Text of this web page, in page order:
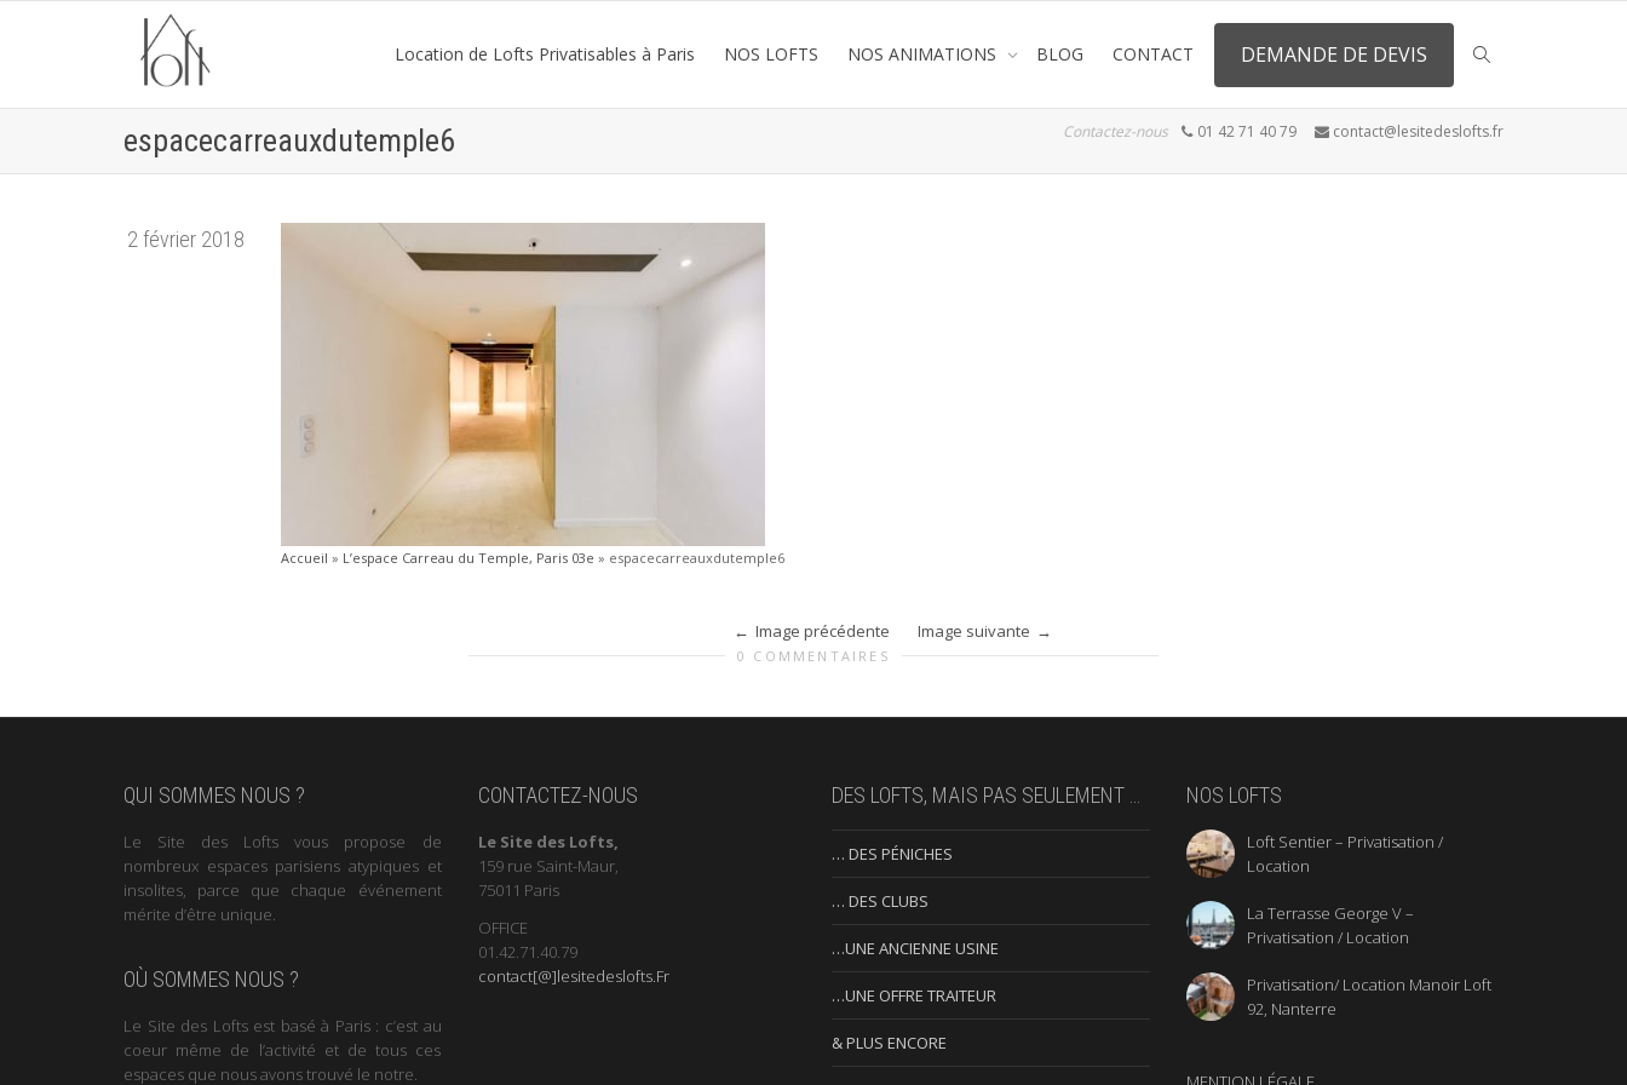
Location de Lofts Privatisables à Paris NOS LOFTS NOS ANIMATIONS BLOG CONTACT DEMANDE DE DEVIS
espacecarreauxdutemple6 Contactez-nous 01 42 71 40 79 contact@lesitedeslofts.fr
2 février 2018
Accueil » L’espace Carreau du Temple, Paris 03e » espacecarreauxdutemple6
Image précédente Image suivante
0 COMMENTAIRES
QUI SOMMES NOUS ?
Le Site des Lofts vous propose de
nombreux espaces parisiens atypiques et
insolites, parce que chaque événement
mérite d’être unique.
OÙ SOMMES NOUS ?
Le Site des Lofts est basé à Paris : c’est au
coeur même de l’activité et de tous ces
espaces que nous avons trouvé le notre.
CONTACTEZ-NOUS
Le Site des Lofts,
159 rue Saint-Maur,
75011 Paris
OFFICE
01.42.71.40.79
contact[@]lesitedeslofts.Fr
DES LOFTS, MAIS PAS SEULEMENT …
… DES PÉNICHES
… DES CLUBS
…UNE ANCIENNE USINE
…UNE OFFRE TRAITEUR
& PLUS ENCORE
NOS LOFTS
Loft Sentier – Privatisation /
Location
La Terrasse George V –
Privatisation / Location
Privatisation/ Location Manoir Loft
92, Nanterre